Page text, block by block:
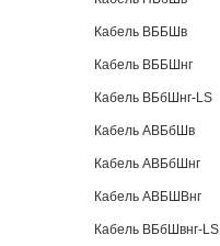
Кабель ВББШв
Кабель ВББШнг
Кабель ВБбШнг-LS
Кабель АВБбШв
Кабель АВБбШнг
Кабель АВБШВнг
Кабель ВБбШвнг-LS